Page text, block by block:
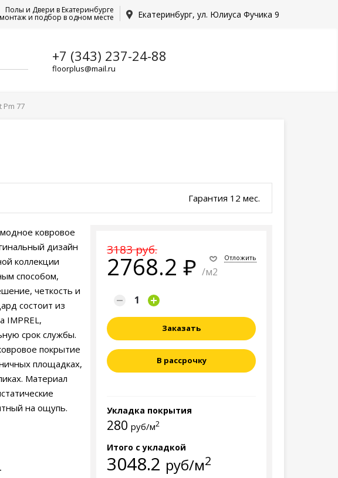
Екатеринбург, ул. Юлиуса Фучика 9
Полы и Двери в Екатеринбурге
и подбор в одном месте
+7 (343) 237-24-88
floorplus@mail.ru
Pm 77
Гарантия 12 мес.
3183 руб.
2768.2 /м2
Отложить
Заказать
В рассрочку
Укладка покрытия
280 руб/м2
Итого с укладкой
3048.2 руб/м2
ковровое
дизайн
коллекции
способом,
четкость и
состоит из
IMPREL,
срок службы.
покрытие
площадках,
Материал
на ощупь.